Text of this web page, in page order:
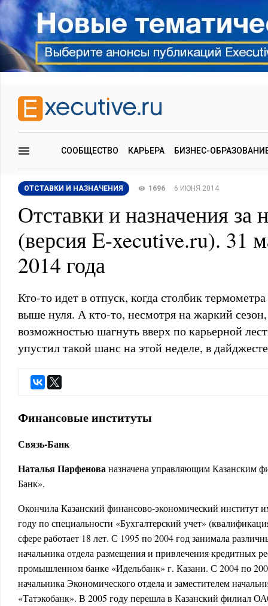
СООБЩЕСТВО КАРЬЕРА БИЗНЕС-
ОТСТАВКИ И НАЗНАЧЕНИЯ 1696 6 ИЮНЯ 2014
Отставки и назначения за
(версия E-xecutive.ru). 31
2014 года
Кто-то идет в отпуск, когда столбик
выше нуля. А кто-то, несмотря на жаркий сезон,
возможностью шагнуть вверх по карьерной
упустил такой шанс на этой неделе, в
Финансовые институты
Связь-Банк
Наталья Парфенованазначена управляющим Казанским
Банк».
Окончила Казанский финансово-экономический
году по специальности «Бухгалтерский учет»
сфере работает 18 лет. С 1995 по 2004 год занимала
начальника отдела размещения и привлечения кредитных
промышленном банке «Идельбанк» г. Казани. С 2004 по
начальника Экономического отдела и заместителем
«Татэкобанк». В 2005 году перешла в Казанский